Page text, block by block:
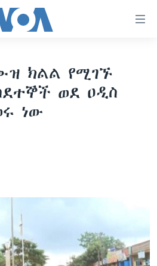
ክልል የሚገኙ
ወደ ዐዲስ
ነው